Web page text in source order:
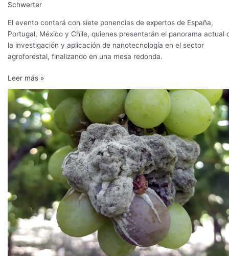
Schwerter
El evento contará con siete ponencias de expertos de España,
Portugal, México y Chile, quienes presentarán el panorama actual
la investigación y aplicación de nanotecnología en el sector
agroforestal, finalizando en una mesa redonda.
Leer más »
Oportunidades
desafíos
para
alternativas
de
control
de
origen
natural
y
herramientas
nanotecnológicas